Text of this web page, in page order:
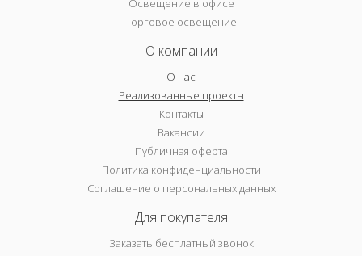
Освещение в офисе
Торговое освещение
О компании
О нас
Реализованные проекты
Контакты
Вакансии
Публичная оферта
Политика конфиденциальности
Соглашение о персональных данных
Для покупателя
Заказать бесплатный звонок